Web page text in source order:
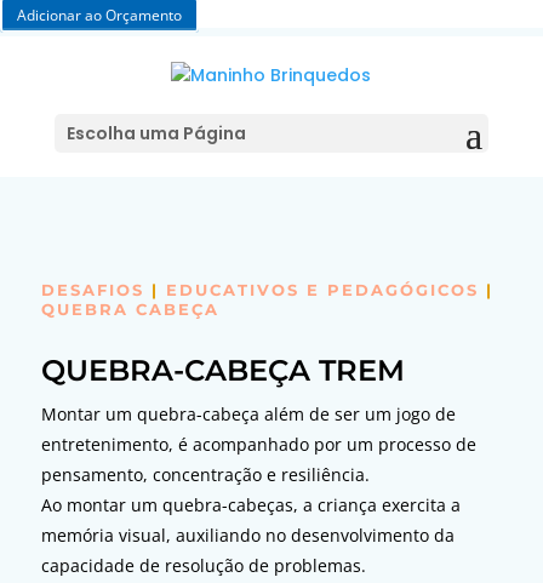
Escolha uma Página
Adicionar ao Orçamento
DESAFIOS | EDUCATIVOS E PEDAGÓGICOS |
QUEBRA CABEÇA
QUEBRA-CABEÇA TREM
Montar um quebra-cabeça além de ser um jogo de
entretenimento, é acompanhado por um processo de
pensamento, concentração e resiliência.
Ao montar um quebra-cabeças, a criança exercita a
memória visual, auxiliando no desenvolvimento da
capacidade de resolução de problemas.